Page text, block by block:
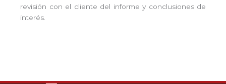
revisión con el cliente del informe y conclusiones de
interés.